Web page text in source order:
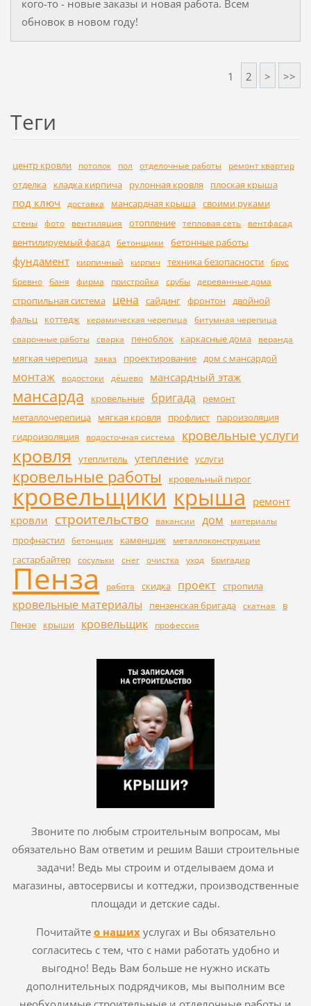
кого-то - новые заказы и новая работа. Всем
обновок в новом году!
1 2 > >>
Теги
центр кровли потолок пол отделочные работы ремонт квартир
отделка кладка кирпича рулонная кровля плоская крыша
под ключ доставка мансардная крыша своими руками
стены фото вентиляция отопление тепловая сеть вентфасад
вентилируемый фасад бетонщики бетонные работы
фундамент кирпичный кирпич техника безопасности брус
бревно баня фирма пристройка срубы деревянные дома
стропильная система цена сайдинг фронтон двойной
фальц
коттедж керамическая черепица
битумная черепица
сварочные работы сварка пеноблок каркасные дома веранда
мягкая черепица заказ проектирование дом с мансардой
монтаж водостоки дёшево мансардный этаж
мансарда кровельные бригада
ремонт
металлочерепица
мягкая кровля профлист
пароизоляция
гидроизоляция
водосточная система кровельные услуги
кровля утеплитель утепление услуги
кровельные работы кровельный пирог
кровельщики крыша
ремонт
кровли строительство вакансии дом материалы
профнастил бетонщик каменщик металлоконструкции
гастарбайтер сосульки снег очистка уход бригадир
Пенза работа скидка проект стропила
кровельные материалы пензенская бригада скатная
в
Пензе
крыши кровельщик профессия
Звоните по любым строительным вопросам, мы
обязательно Вам ответим и решим Ваши строительные
задачи! Ведь мы строим и отделываем дома и
магазины, автосервисы и коттеджи, производственные
площади и детские сады.
Почитайте о нашихуслугах и Вы обязательно
согласитесь с тем, что с нами работать удобно и
выгодно! Ведь Вам больше не нужно искать
дополнительных подрядчиков, мы выполним все